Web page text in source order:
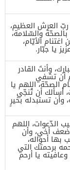
العرش العظيم،
والسّلامة،
الأيّام،
يا جبّار.
وأنتَ القادر
أن تشفي
الصحّة، اللهم يا
أسألك أن تُنجّي
تستبدله بخيرٍ
الدّعوات، اللهم
أخي، وأن
بها أحواله،
برحمتك التي
يا أرحم